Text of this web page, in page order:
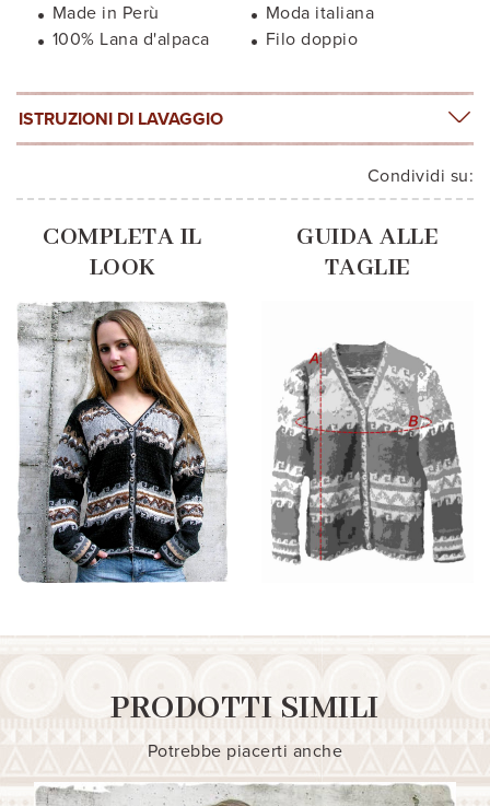
Made in Perù
Moda italiana
100% Lana d'alpaca
Filo doppio
ISTRUZIONI DI LAVAGGIO
Condividi su:
COMPLETA IL
LOOK
GUIDA ALLE
TAGLIE
PRODOTTI SIMILI
Potrebbe piacerti anche